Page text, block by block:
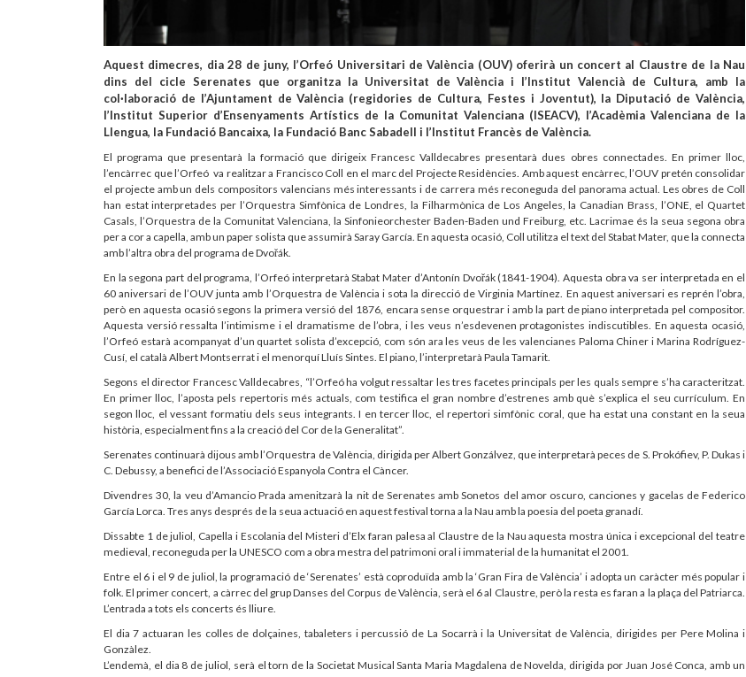
Aquest dimecres, dia 28 de juny, l’Orfeó Universitari de València (OUV) oferirà un concert al Claustre de la Nau
dins del cicle Serenates que organitza la Universitat de València i l’Institut Valencià de Cultura, amb la
col·laboració de l’Ajuntament de València (regidories de Cultura, Festes i Joventut), la Diputació de València,
l’Institut Superior d’Ensenyaments Artístics de la Comunitat Valenciana (ISEACV), l’Acadèmia Valenciana de la
Llengua, la Fundació Bancaixa, la Fundació Banc Sabadell i l’Institut Francès de València.
El programa que presentarà la formació que dirigeix Francesc Valldecabres presentarà dues obres connectades. En primer lloc,
l’encàrrec que l’Orfeó va realitzar a Francisco Coll en el marc del Projecte Residències. Amb aquest encàrrec, l’OUV pretén consolidar
el projecte amb un dels compositors valencians més interessants i de carrera més reconeguda del panorama actual. Les obres de Coll
han estat interpretades per l’Orquestra Simfònica de Londres, la Filharmònica de Los Angeles, la Canadian Brass, l’ONE, el Quartet
Casals, l’Orquestra de la Comunitat Valenciana, la Sinfonieorchester Baden-Baden und Freiburg, etc. Lacrimae és la seua segona obra
per a cor a capella, amb un paper solista que assumirà Saray García. En aquesta ocasió, Coll utilitza el text del Stabat Mater, que la connecta
amb l’altra obra del programa de Dvořák.
En la segona part del programa, l’Orfeó interpretarà Stabat Mater d’Antonín Dvořák (1841-1904). Aquesta obra va ser interpretada en el
60 aniversari de l’OUV junta amb l’Orquestra de València i sota la direcció de Virginia Martínez. En aquest aniversari es reprén l’obra,
però en aquesta ocasió segons la primera versió del 1876, encara sense orquestrar i amb la part de piano interpretada pel compositor.
Aquesta versió ressalta l’intimisme i el dramatisme de l’obra, i les veus n’esdevenen protagonistes indiscutibles. En aquesta ocasió,
l’Orfeó estarà acompanyat d’un quartet solista d’excepció, com són ara les veus de les valencianes Paloma Chiner i Marina Rodríguez-
Cusí, el català Albert Montserrat i el menorquí Lluís Sintes. El piano, l’interpretarà Paula Tamarit.
Segons el director Francesc Valldecabres, “l’Orfeó ha volgut ressaltar les tres facetes principals per les quals sempre s’ha caracteritzat.
En primer lloc, l’aposta pels repertoris més actuals, com testifica el gran nombre d’estrenes amb què s’explica el seu currículum. En
segon lloc, el vessant formatiu dels seus integrants. I en tercer lloc, el repertori simfònic coral, que ha estat una constant en la seua
història, especialment fins a la creació del Cor de la Generalitat”.
Serenates continuarà dijous amb l’Orquestra de València, dirigida per Albert Gonzálvez, que interpretarà peces de S. Prokófiev, P. Dukas i
C. Debussy, a benefici de l’Associació Espanyola Contra el Càncer.
Divendres 30, la veu d’Amancio Prada amenitzarà la nit de Serenates amb Sonetos del amor oscuro, canciones y gacelas de Federico
García Lorca. Tres anys després de la seua actuació en aquest festival torna a la Nau amb la poesia del poeta granadí.
Dissabte 1 de juliol, Capella i Escolania del Misteri d’Elx faran palesa al Claustre de la Nau aquesta mostra única i excepcional del teatre
medieval, reconeguda per la UNESCO com a obra mestra del patrimoni oral i immaterial de la humanitat el 2001.
Entre el 6 i el 9 de juliol, la programació de ‘Serenates’ està coproduïda amb la ‘Gran Fira de València’ i adopta un caràcter més popular i
folk. El primer concert, a càrrec del grup Danses del Corpus de València, serà el 6 al Claustre, però la resta es faran a la plaça del Patriarca.
L’entrada a tots els concerts és lliure.
El dia 7 actuaran les colles de dolçaines, tabaleters i percussió de La Socarrà i la Universitat de València, dirigides per Pere Molina i
Gonzàlez.
L’endemà, el dia 8 de juliol, serà el torn de la Societat Musical Santa Maria Magdalena de Novelda, dirigida por Juan José Conca, amb un